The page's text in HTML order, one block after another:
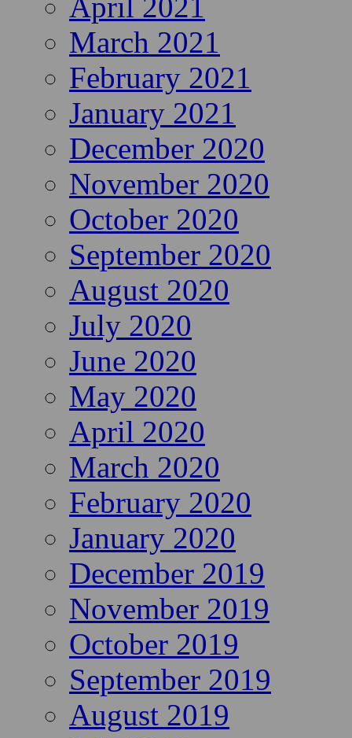
March 2021
February 2021
January 2021
December 2020
November 2020
October 2020
September 2020
August 2020
July 2020
June 2020
May 2020
April 2020
March 2020
February 2020
January 2020
December 2019
November 2019
October 2019
September 2019
August 2019